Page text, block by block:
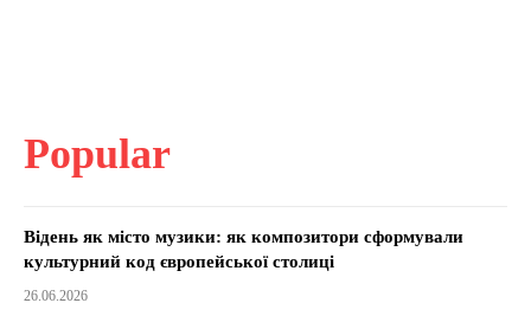
Popular
Відень як місто музики: як композитори сформували
культурний код європейської столиці
26.06.2026